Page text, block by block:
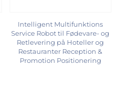
Intelligent Multifunktions
Service Robot til Fødevare- og
Retlevering på Hoteller og
Restauranter Reception &
Promotion Positionering